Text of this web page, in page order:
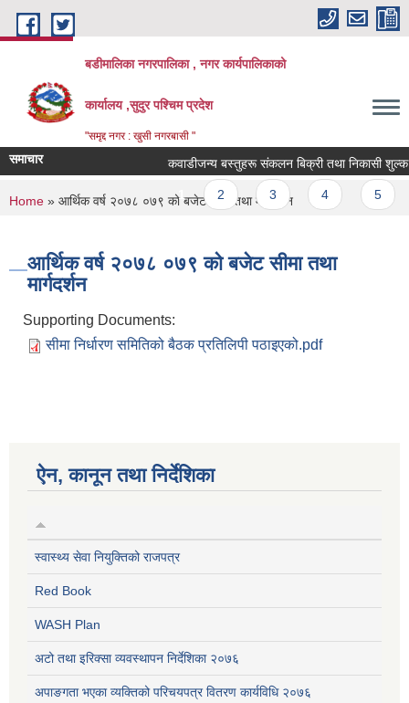
Skip to main content
बडीमालिका नगरपालिका , नगर कार्यपालिकाको
कार्यालय ,सुदुर पश्चिम प्रदेश
"समृद्द नगर : खुसी नगरबासी "
समाचार कवाडीजन्य बस्तुहरू संकलन बिक्री तथा निकासी शुल्क
Pages
1 2 3
You are here
Home » आर्थिक वर्ष २०७८ ०७९ को बजेट सीमा तथा मार्गदर्शन
आर्थिक वर्ष २०७८ ०७९ को बजेट सीमा तथा
मार्गदर्शन
Supporting Documents:
सीमा निर्धारण समितिको बैठक प्रतिलिपी पठाइएको.pdf
ऐन, कानून तथा निर्देशिका
स्वास्थ्य सेवा नियुक्तिको राजपत्र
Red Book
WASH Plan
अटो तथा इरिक्सा व्यवस्थापन निर्देशिका २०७६
अपाङगता भएका व्यक्तिको परिचयपत्र वितरण कार्यविधि २०७६